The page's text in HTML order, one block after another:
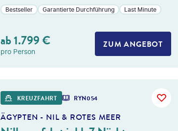
Bestseller Garantierte Durchführung Last Minute
ab1.799€
pro Person
ZUM ANGEBOT
KREUZFAHRT RYN054
ÄGYPTEN - NIL & ROTES MEER